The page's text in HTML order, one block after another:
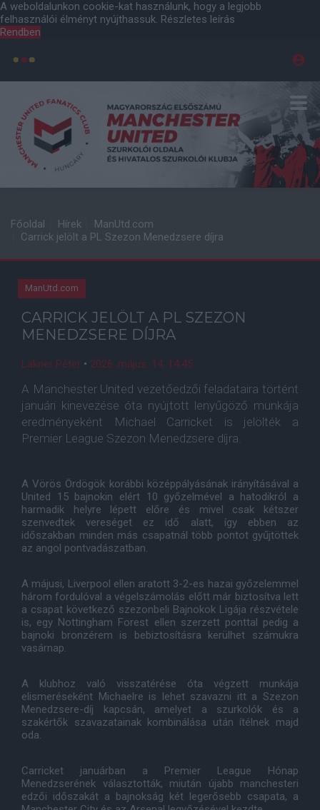
A weboldalunkon cookie-kat használunk, hogy a legjobb
felhasználói élményt nyújthassuk. Részletes leírás
Rendben
Főoldal Hírek
ManUtd.com
Carrick jelölt a PL Szezon Menedzsere díjra
ManUtd.com
CARRICK JELÖLT A PL SZEZON
MENEDZSERE DÍJRA
Lakner Péter • 2026. május. 14. 14:45
A Manchester United vezetőedzői feladataira történt
januári kinevezése óta nyújtott lenyűgöző munkája
eredményeként Michael Carricket is jelölték a
Premier League Szezon Menedzsere díjra.
A Vörös Ördögök korábbi középpályásának irányításával a
United 15 bajnokin elért 10 győzelmével a hatodikról a
harmadik helyre lépett előre és mivel csak kétszer
szenvedtek vereséget ez idő alatt, így ebben az
időszakban minden más csapatnál több pontot gyűjtöttek
az angol pontvadászatban.
A májusi, Liverpool ellen aratott 3-2-es hazai győzelemmel
három fordulóval a végelszámolás előtt már biztosítva lett
a csapat következő szezonbeli Bajnokok Ligája részvétele
is, egy Nottingham Forest ellen szerzett ponttal pedig a
bajnoki bronzérem is bebiztosításra kerülhet számukra
vasárnap.
A klubhoz való visszatérése óta végzett munkája
elismeréseként Michaelre is lehet szavazni itt a Szezon
Menedzsere-díj kapcsán, amelyet a szurkolók és a
szakértők szavazatainak kombinálása után ítélnek majd
oda.
Carricket januárban a Premier League Hónap
Menedzserének választották, miután újabb manchesteri
edzői időszakát a bajnokság két legerősebb csapata, a